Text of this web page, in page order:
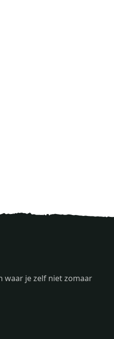
waar je zelf niet zomaar